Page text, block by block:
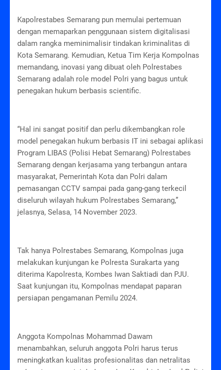
Kapolrestabes Semarang pun memulai pertemuan
dengan memaparkan penggunaan sistem digitalisasi
dalam rangka meminimalisir tindakan kriminalitas di
Kota Semarang. Kemudian, Ketua Tim Kerja Kompolnas
memandang, inovasi yang dibuat oleh Polrestabes
Semarang adalah role model Polri yang bagus untuk
penegakan hukum berbasis scientific.
“Hal ini sangat positif dan perlu dikembangkan role
model penegakan hukum berbasis IT ini sebagai aplikasi
Program LIBAS (Polisi Hebat Semarang) Polrestabes
Semarang dengan kerjasama yang terbangun antara
masyarakat, Pemerintah Kota dan Polri dalam
pemasangan CCTV sampai pada gang-gang terkecil
diseluruh wilayah hukum Polrestabes Semarang,”
jelasnya, Selasa, 14 November 2023.
Tak hanya Polrestabes Semarang, Kompolnas juga
melakukan kunjungan ke Polresta Surakarta yang
diterima Kapolresta, Kombes Iwan Saktiadi dan PJU.
Saat kunjungan itu, Kompolnas mendapat paparan
persiapan pengamanan Pemilu 2024.
Anggota Kompolnas Mohammad Dawam
menambahkan, seluruh anggota Polri harus terus
meningkatkan kualitas profesionalitas dan netralitas